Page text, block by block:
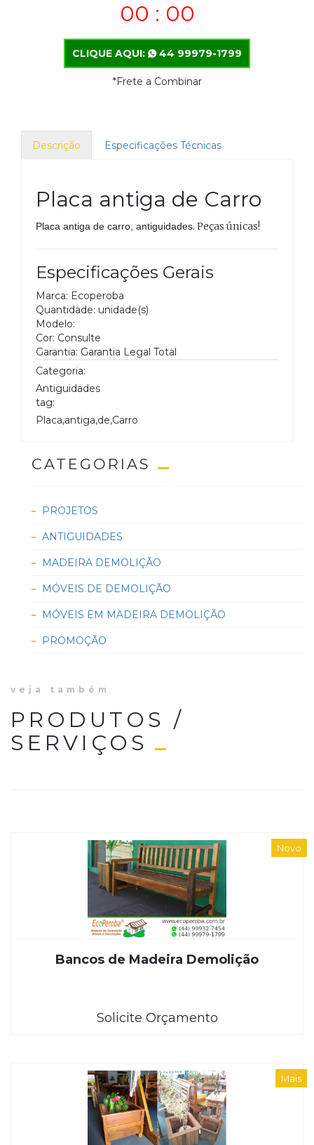
00 : 00
CLIQUE AQUI: 44 99979-1799
*Frete a Combinar
Descrição Especificações Técnicas
Placa antiga de Carro
Placa antiga de carro, antiguidades. Peças únicas!
Especificações Gerais
Marca: Ecoperoba
Quantidade: unidade(s)
Modelo:
Cor: Consulte
Garantia: Garantia Legal Total
Categoria:
Antiguidades
tag:
Placa,antiga,de,Carro
CATEGORIAS
PROJETOS
ANTIGUIDADES
MADEIRA DEMOLIÇÃO
MÓVEIS DE DEMOLIÇÃO
MÓVEIS EM MADEIRA DEMOLIÇÃO
PROMOÇÃO
veja também
PRODUTOS /
SERVIÇOS
Bancos de Madeira Demolição
Solicite Orçamento
Novo
Mais